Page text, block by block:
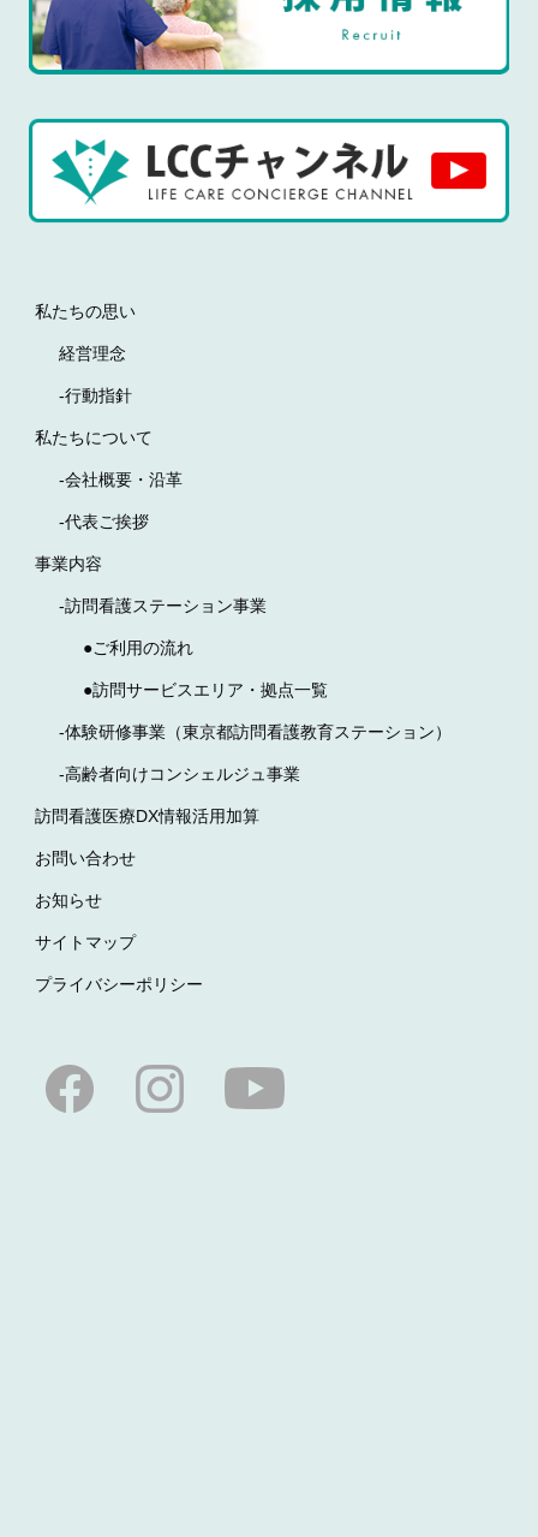
私たちの思い
経営理念
-行動指針
私たちについて
-会社概要・沿革
-代表ご挨拶
事業内容
-訪問看護ステーション事業
●ご利用の流れ
●訪問サービスエリア・拠点一覧
-体験研修事業（東京都訪問看護教育ステーション）
-高齢者向けコンシェルジュ事業
訪問看護医療DX情報活用加算
お問い合わせ
お知らせ
サイトマップ
プライバシーポリシー